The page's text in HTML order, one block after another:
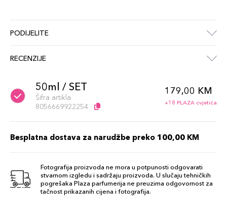
PODIJELITE
RECENZIJE
50ml / SET
Šifra artikla
8056669922254
179,00 KM
+18 PLAZA cvjetića
Besplatna dostava za narudžbe preko 100,00 KM
Fotografija proizvoda ne mora u potpunosti odgovarati
stvarnom izgledu i sadržaju proizvoda. U slučaju tehničkih
pogrešaka Plaza parfumerija ne preuzima odgovornost za
tačnost prikazanih cijena i fotografija.